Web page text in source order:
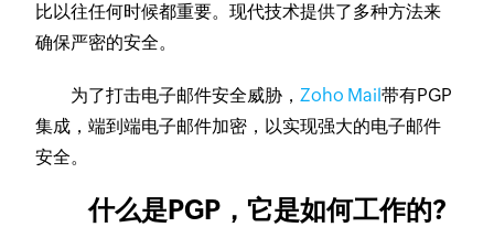
比以往任何时候都重要。现代技术提供了多种方法来
确保严密的安全。
为了打击电子邮件安全威胁，Zoho Mail带有PGP
集成，端到端电子邮件加密，以实现强大的电子邮件
安全。
什么是PGP，它是如何工作的?